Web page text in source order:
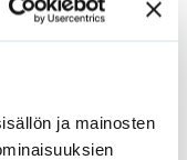
ja mainosten